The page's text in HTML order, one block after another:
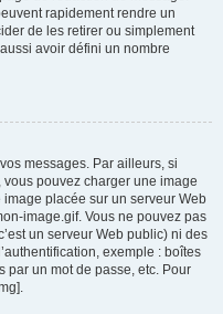
rapidement rendre un
de les retirer ou simplement
avoir défini un nombre
messages. Par ailleurs, si
vous pouvez charger une image
placée sur un serveur Web
image.gif. Vous ne pouvez pas
un serveur Web public) ni des
exemple : boîtes
par un mot de passe, etc. Pour